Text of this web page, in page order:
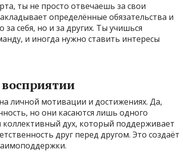
ты не просто отвечаешь за свои
определённые обязательства и
себя, но и за других. Ты учишься
и иногда нужно ставить интересы
личной мотивации и достижениях. Да,
но они касаются лишь одного
дух, который поддерживает
друг перед другом. Это создаёт